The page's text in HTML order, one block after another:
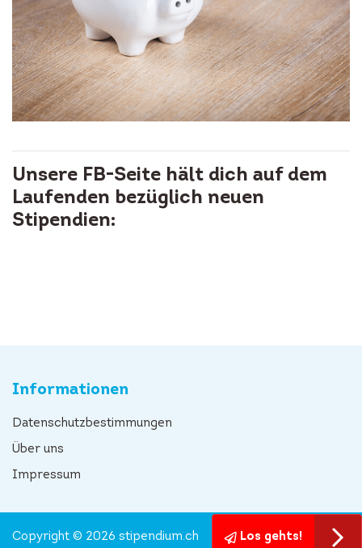
Unsere FB-Seite hält dich auf dem
Laufenden bezüglich neuen
Stipendien:
Informationen
Datenschutzbestimmungen
Über uns
Impressum
Los gehts!
Copyright © 2026 stipendium.ch